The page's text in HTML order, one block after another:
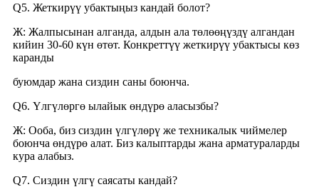
Q5. Жеткирүү убактыңыз кандай болот?
Ж: Жалпысынан алганда, алдын ала төлөөңүздү алгандан
кийин 30-60 күн өтөт. Конкреттүү жеткирүү убактысы көз
каранды
буюмдар жана сиздин саны боюнча.
Q6. Үлгүлөргө ылайык өндүрө аласызбы?
Ж: Ооба, биз сиздин үлгүлөрү же техникалык чиймелер
боюнча өндүрө алат. Биз калыптарды жана арматураларды
кура алабыз.
Q7. Сиздин үлгү саясаты кандай?